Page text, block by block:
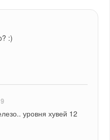
:)
уровня хувей 12